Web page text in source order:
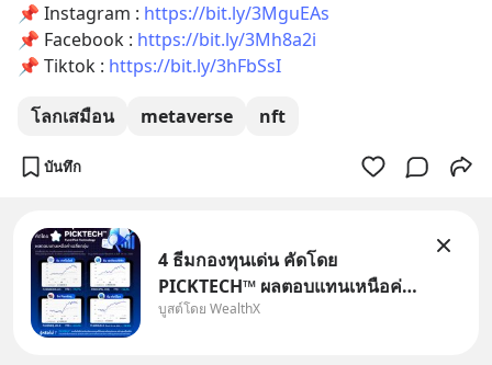
📌 Instagram : https://bit.ly/3MguEAs
📌 Facebook : https://bit.ly/3Mh8a2i
📌 Tiktok : https://bit.ly/3hFbSsI
โลกเสมือน metaverse nft
บันทึก
4 ธีมกองทุนเด่น คัดโดย
PICKTECH™ ผลตอบแทนเหนือค่า
เฉลี่ยกลุ่ม ถ้าอยากค้นหากองทุนที่
บูสต์โดย WealthX